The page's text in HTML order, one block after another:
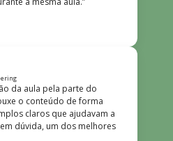
da aula pela parte do
o conteúdo de forma
claros que ajudavam a
dúvida, um dos melhores